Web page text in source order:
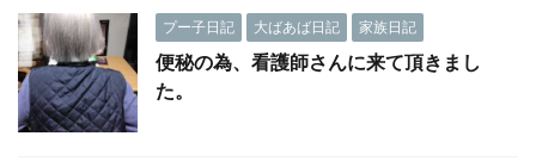
プー子日記 大ばあば日記 家族日記
便秘の為、看護師さんに来て頂きまし
た。